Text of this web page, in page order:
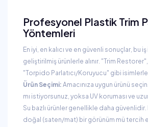
Profesyonel Plastik Trim
Yöntemleri
En iyi, en kalıcı ve en güvenli sonuçlar, bu
geliştirilmiş ürünlerle alınır. "Trim
"Torpido Parlatıcı/Koruyucu" gibi
Ürün Seçimi: Amacınıza uygun ürünü
mı istiyorsunuz, yoksa UV koruması ve
Su bazlı ürünler genellikle daha güvenlidir.
doğal (saten/mat) bir görünüm mü tercih